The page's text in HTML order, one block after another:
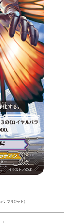
ウ ブリジット）